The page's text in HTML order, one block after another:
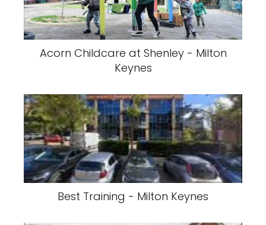
Acorn Childcare at Shenley - Milton
Keynes
Best Training - Milton Keynes